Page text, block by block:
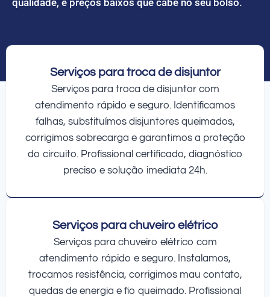
Serviços para troca de disjuntor
Serviços para troca de disjuntor com
atendimento rápido e seguro. Identificamos
falhas, substituímos disjuntores queimados,
corrigimos sobrecarga e garantimos a proteção
do circuito. Profissional certificado, diagnóstico
preciso e solução imediata 24h.
Serviços para chuveiro elétrico
Serviços para chuveiro elétrico com
atendimento rápido e seguro. Instalamos,
trocamos resistência, corrigimos mau contato,
quedas de energia e fio queimado. Profissional